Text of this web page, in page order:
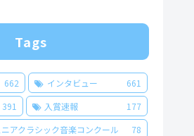
Tags
662 インタビュー
661
391 入賞速報
177
アクラシック音楽コンクール
78